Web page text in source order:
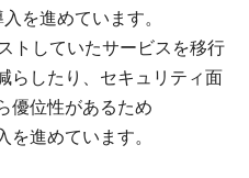
を進めています。
トしていたサービスを移行
らしたり、セキュリティ面
優位性があるため
進めています。